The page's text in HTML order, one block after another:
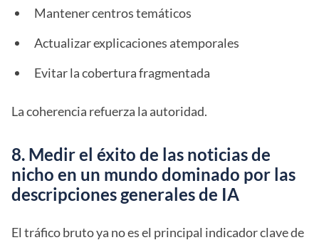
Mantener centros temáticos
Actualizar explicaciones atemporales
Evitar la cobertura fragmentada
La coherencia refuerza la autoridad.
8. Medir el éxito de las noticias de
nicho en un mundo dominado por las
descripciones generales de IA
El tráfico bruto ya no es el principal indicador clave de